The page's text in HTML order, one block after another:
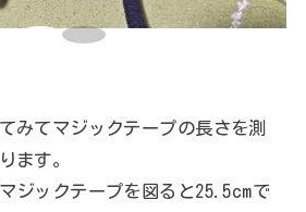
みてマジックテープの長さを測
ます。
ジックテープを図ると25.5cmで